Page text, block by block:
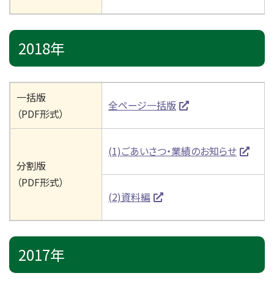
2018年
一括版
（PDF形式）
全ページ一括版
分割版
（PDF形式）
(1)ごあいさつ・業績のお知らせ
(2)資料編
2017年